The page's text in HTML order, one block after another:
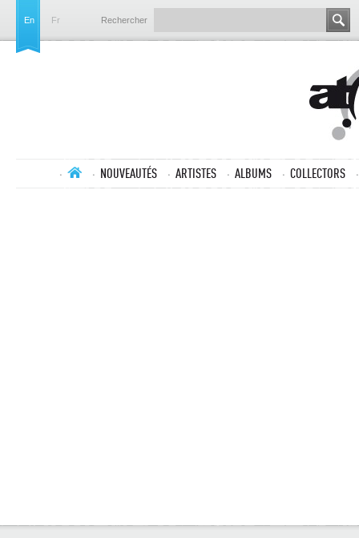
En Fr Rechercher
NOUVEAUTÉS ARTISTES ALBUMS COLLECTORS